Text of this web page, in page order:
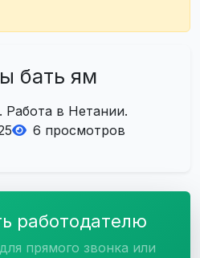
бать ям
Работа в Нетании.
6 просмотров
работодателю
прямого звонка или